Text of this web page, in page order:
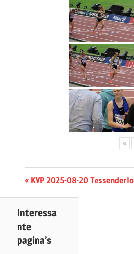
«
Berichtnavigatie
Previous
KVP 2025-08-20 Tessenderlo
Interessa
nte
pagina’s